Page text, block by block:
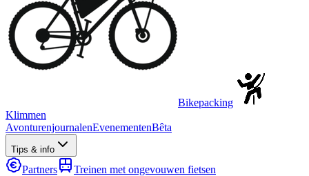
Bikepacking
Klimmen
AvonturenjournalenEvenementenBêta
Tips & info
Partners Treinen met ongevouwen fietsen